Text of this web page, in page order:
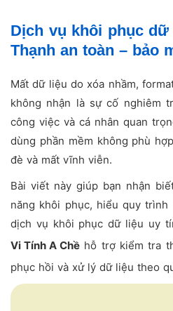
Dịch vụ khôi phục
Thạnh an toàn – bảo
Mất dữ liệu do xóa nhầm,
không nhận là sự cố nghiêm
công việc và cá nhân quan
dùng phần mềm không phù
đè và mất vĩnh viễn.
Bài viết này giúp bạn nhận
năng khôi phục, hiểu quy
dịch vụ khôi phục dữ liệu uy
Vi Tính A Chề hỗ trợ kiểm tra
phục hồi và xử lý dữ liệu theo